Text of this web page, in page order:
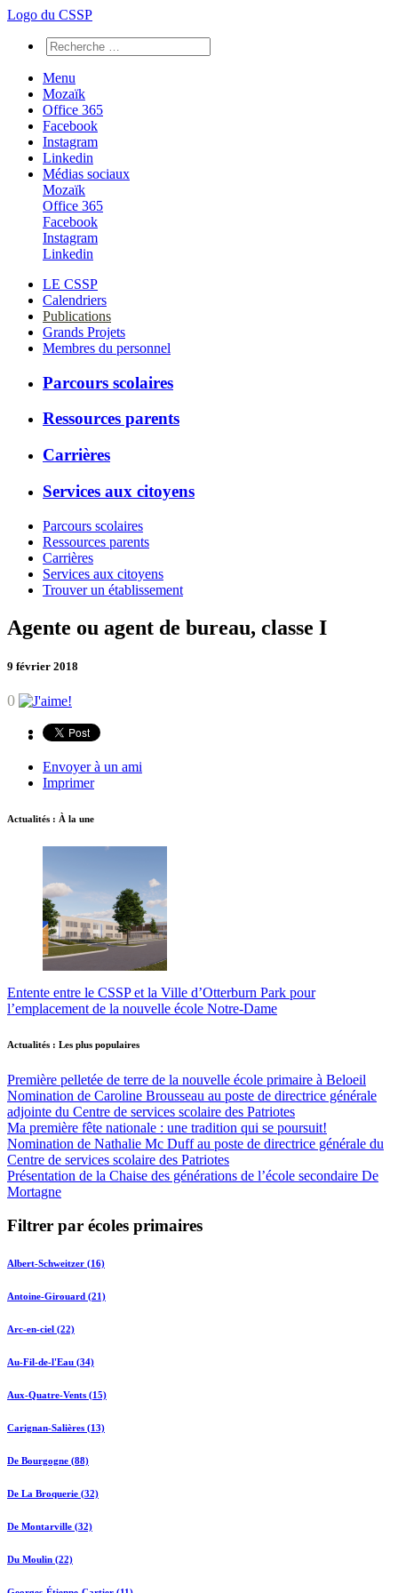
Logo du CSSP
Menu
Mozaïk
Office 365
Facebook
Instagram
Linkedin
Médias sociaux
Mozaïk
Office 365
Facebook
Instagram
Linkedin
LE CSSP
Calendriers
Publications
Grands Projets
Membres du personnel
Parcours scolaires
Ressources parents
Carrières
Services aux citoyens
Parcours scolaires
Ressources parents
Carrières
Services aux citoyens
Trouver un établissement
Agente ou agent de bureau, classe I
9 février 2018
0
Envoyer à un ami
Imprimer
Actualités : À la une
Entente entre le CSSP et la Ville d’Otterburn Park pour
l’emplacement de la nouvelle école Notre-Dame
Actualités : Les plus populaires
Première pelletée de terre de la nouvelle école primaire à Beloeil
Nomination de Caroline Brousseau au poste de directrice générale
adjointe du Centre de services scolaire des Patriotes
Ma première fête nationale : une tradition qui se poursuit!
Nomination de Nathalie Mc Duff au poste de directrice générale du
Centre de services scolaire des Patriotes
Présentation de la Chaise des générations de l’école secondaire De
Mortagne
Filtrer par écoles primaires
Albert-Schweitzer (16)
Antoine-Girouard (21)
Arc-en-ciel (22)
Au-Fil-de-l'Eau (34)
Aux-Quatre-Vents (15)
Carignan-Salières (13)
De Bourgogne (88)
De La Broquerie (32)
De Montarville (32)
Du Moulin (22)